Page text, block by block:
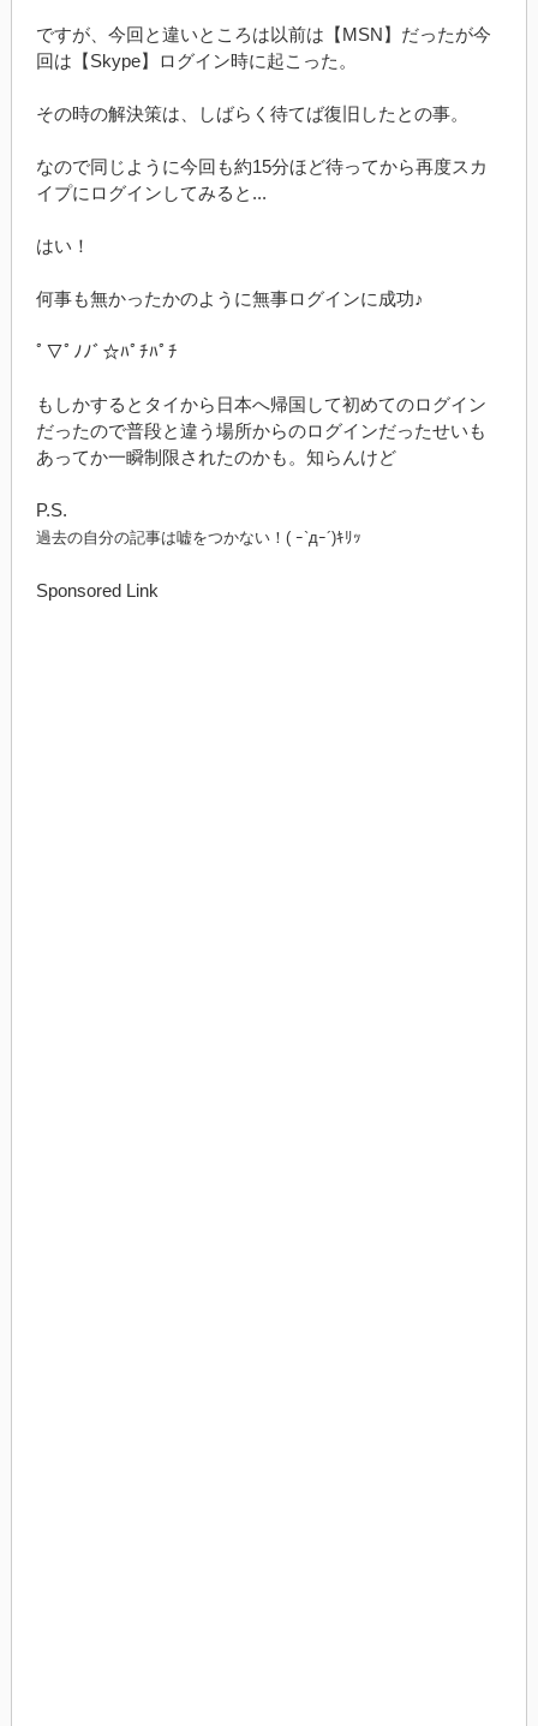
ですが、今回と違いところは以前は【MSN】だったが今
回は【Skype】ログイン時に起こった。
その時の解決策は、しばらく待てば復旧したとの事。
なので同じように今回も約15分ほど待ってから再度スカ
イプにログインしてみると...
はい！
何事も無かったかのように無事ログインに成功♪
ﾟ▽ﾟﾉﾉﾞ☆ﾊﾟﾁﾊﾟﾁ
もしかするとタイから日本へ帰国して初めてのログイン
だったので普段と違う場所からのログインだったせいも
あってか一瞬制限されたのかも。知らんけど
P.S.
過去の自分の記事は嘘をつかない！( ｰ`дｰ´)ｷﾘｯ
Sponsored Link